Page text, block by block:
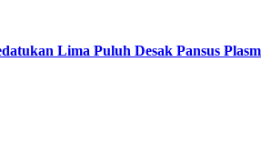
Lima Puluh Desak Pansus